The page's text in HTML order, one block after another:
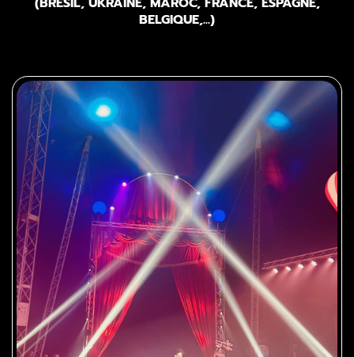
BELGIQUE,...)